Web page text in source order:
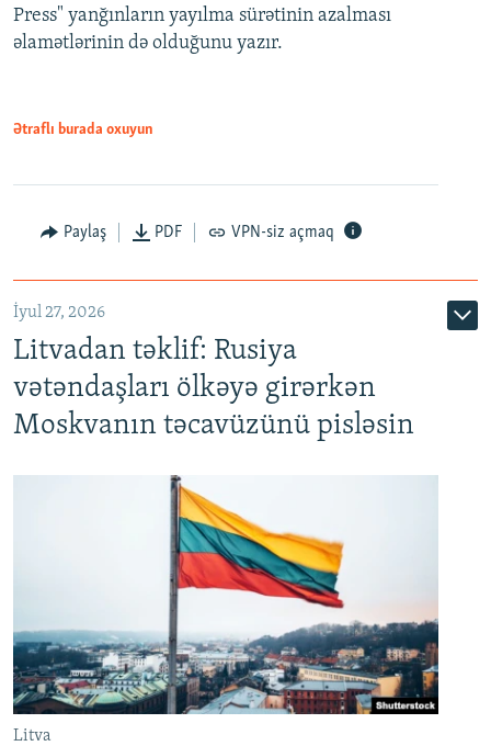
Press" yanğınların yayılma sürətinin azalması
əlamətlərinin də olduğunu yazır.
Ətraflı burada oxuyun
Paylaş PDF VPN-siz açmaq
İyul 27, 2026
Litvadan təklif: Rusiya
vətəndaşları ölkəyə girərkən
Moskvanın təcavüzünü pisləsin
Litva